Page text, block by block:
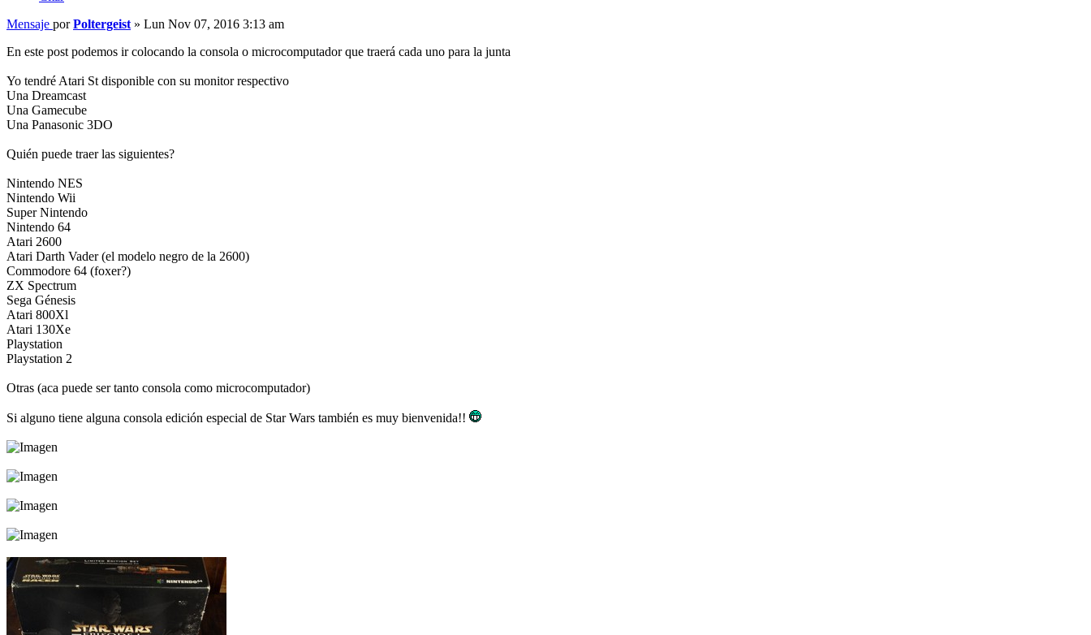
Mensaje porPoltergeist » Lun Nov 07, 2016 3:13 am
En este post podemos ir colocando la consola o microcomputador que traerá cada uno para la junta
Yo tendré Atari St disponible con su monitor respectivo
Una Dreamcast
Una Gamecube
Una Panasonic 3DO
Quién puede traer las siguientes?
Nintendo NES
Nintendo Wii
Super Nintendo
Nintendo 64
Atari 2600
Atari Darth Vader (el modelo negro de la 2600)
Commodore 64 (foxer?)
ZX Spectrum
Sega Génesis
Atari 800Xl
Atari 130Xe
Playstation
Playstation 2
Otras (aca puede ser tanto consola como microcomputador)
Si alguno tiene alguna consola edición especial de Star Wars también es muy bienvenida!!